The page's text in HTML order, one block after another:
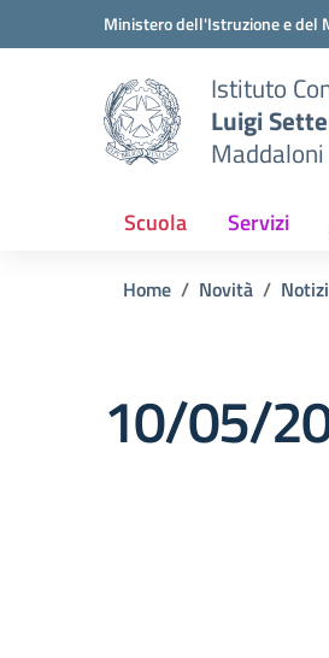
Vai ai contenuti
Vai al menu di navigazioneMinistero dell'Istruzione e del
Istituto
Luigi
Maddaloni
Scuola Servizi
Home Novità
10/05/